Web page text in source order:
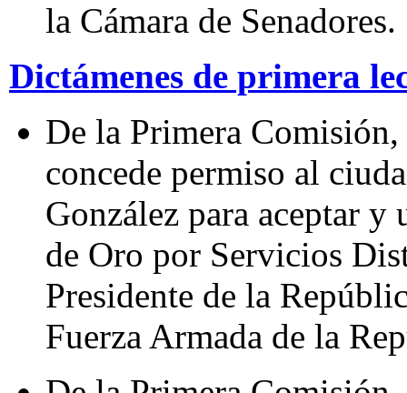
la Cámara de Senadores.
Dictámenes de primera
De la Primera
concede permiso al
González para aceptar
de Oro por Servicios
Presidente de la
Fuerza Armada de la